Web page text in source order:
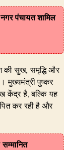
पंचायत शामिल
की सुख, समृद्धि और
मुख्यमंत्री पुष्कर
केंद्र है, बल्कि यह
कर रही है और
सम्मानित